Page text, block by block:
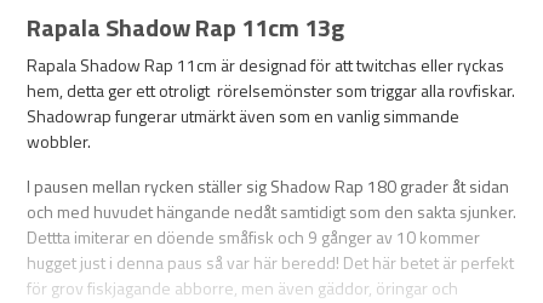
Rapala Shadow Rap 11cm 13g
Rapala Shadow Rap 11cm är designad för att twitchas eller ryckas
hem, detta ger ett otroligt rörelsemönster som triggar alla rovfiskar.
Shadowrap fungerar utmärkt även som en vanlig simmande
wobbler.
I pausen mellan rycken ställer sig Shadow Rap 180 grader åt sidan
och med huvudet hängande nedåt samtidigt som den sakta sjunker.
Dettta imiterar en döende småfisk och 9 gånger av 10 kommer
hugget just i denna paus så var här beredd! Det här betet är perfekt
för grov fiskjagande abborre, men även gäddor, öringar och